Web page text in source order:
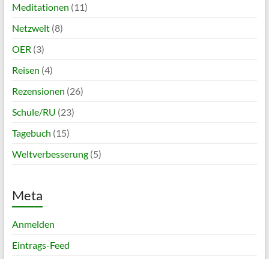
Meditationen (11)
Netzwelt(8)
OER (3)
Reisen (4)
Rezensionen (26)
Schule/RU (23)
Tagebuch (15)
Weltverbesserung(5)
Meta
Anmelden
Eintrags-Feed